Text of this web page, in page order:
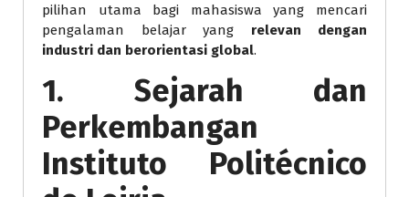
pilihan utama bagi mahasiswa yang mencari
pengalaman belajar yang relevan dengan
industri dan berorientasi global.
1. Sejarah dan
Perkembangan
Instituto Politécnico